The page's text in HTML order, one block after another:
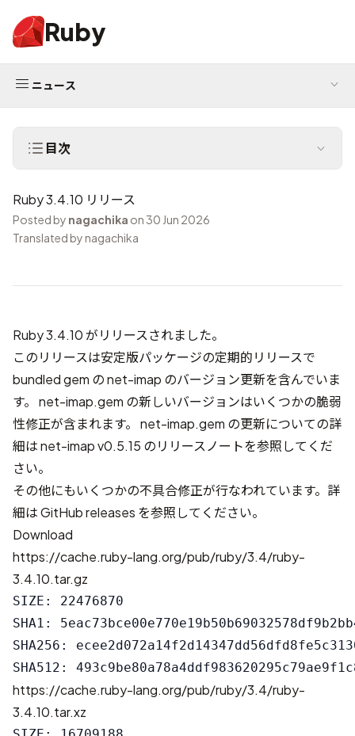
Ruby
ニュース
目次
Ruby 3.4.10 リリース
Posted by nagachika on 30 Jun 2026
Translated by nagachika
Ruby 3.4.10 がリリースされました。
このリリースは安定版パッケージの定期的リリースで
bundled gem の net-imap のバージョン更新を含んでいま
す。 net-imap.gem の新しいバージョンはいくつかの脆弱
性修正が含まれます。 net-imap.gem の更新についての詳
細はnet-imap v0.5.15 のリリースノートを参照してくだ
さい。
その他にもいくつかの不具合修正が行なわれています。詳
細はGitHub releases を参照してください。
Download
https://cache.ruby-lang.org/pub/ruby/3.4/ruby-
3.4.10.tar.gz
SIZE: 22476870
SHA1:
SHA256:
https://cache.ruby-lang.org/pub/ruby/3.4/ruby-
3.4.10.tar.xz